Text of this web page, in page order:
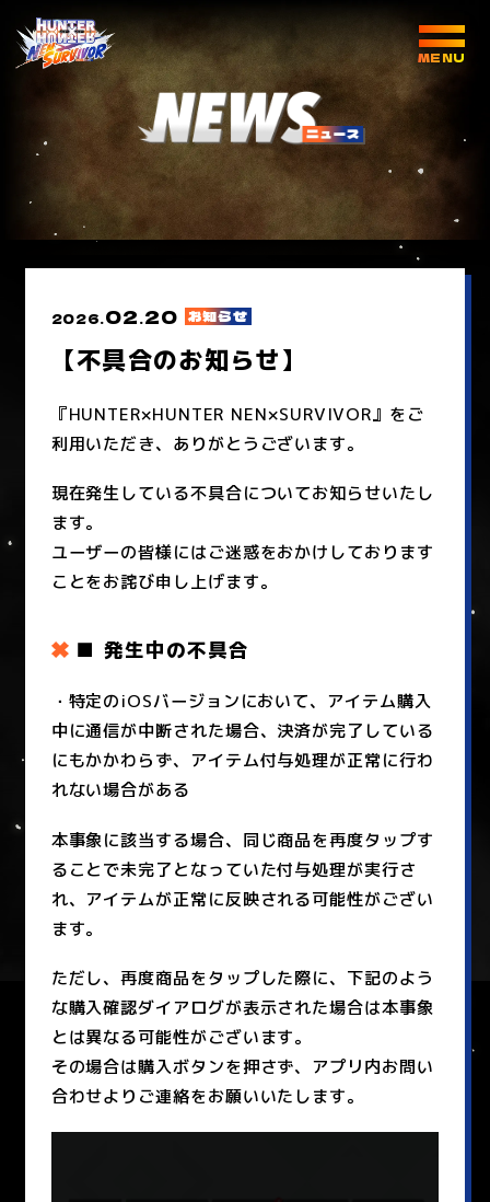
2026.02.20 お知らせ
【不具合のお知らせ】
『HUNTER×HUNTER NEN×SURVIVOR』をご
利用いただき、ありがとうございます。
現在発生している不具合についてお知らせいたし
ます。
ユーザーの皆様にはご迷惑をおかけしております
ことをお詫び申し上げます。
■ 発生中の不具合
・特定のiOSバージョンにおいて、アイテム購入
中に通信が中断された場合、決済が完了している
にもかかわらず、アイテム付与処理が正常に行わ
れない場合がある
本事象に該当する場合、同じ商品を再度タップす
ることで未完了となっていた付与処理が実行さ
れ、アイテムが正常に反映される可能性がござい
ます。
ただし、再度商品をタップした際に、下記のよう
な購入確認ダイアログが表示された場合は本事象
とは異なる可能性がございます。
その場合は購入ボタンを押さず、アプリ内お問い
合わせよりご連絡をお願いいたします。